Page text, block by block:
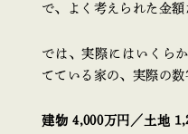
で、よく考えられた金額
では、実際にはいくら
てている家の、実際の数
建物 4,000万円／土地